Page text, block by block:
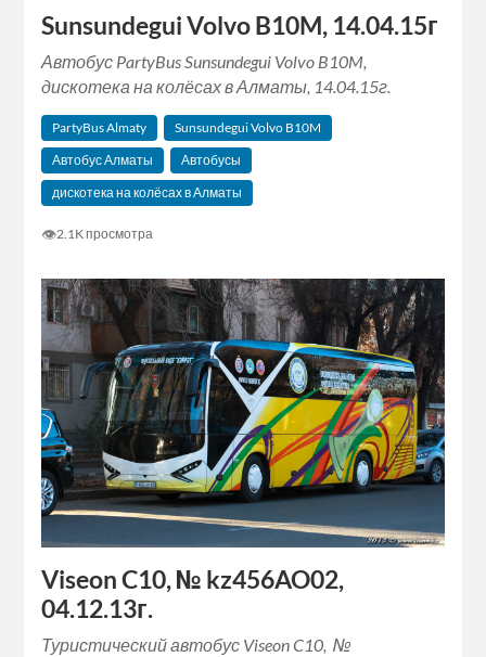
Sunsundegui Volvo B10M, 14.04.15г
Автобус PartyBus Sunsundegui Volvo B10M,
дискотека на колёсах в Алматы, 14.04.15г.
PartyBus Almaty
Sunsundegui Volvo B10M
Автобус Алматы
Автобусы
дискотека на колёсах в Алматы
👁2.1K просмотра
Viseon C10, № kz456AO02,
04.12.13г.
Туристический автобус Viseon C10, №